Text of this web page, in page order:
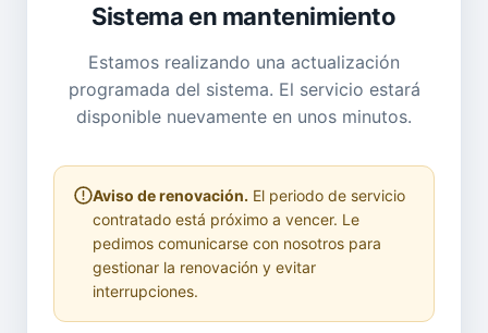
Sistema en mantenimiento
Estamos realizando una actualización
programada del sistema. El servicio estará
disponible nuevamente en unos minutos.
Aviso de renovación. El periodo de servicio
contratado está próximo a vencer. Le
pedimos comunicarse con nosotros para
gestionar la renovación y evitar
interrupciones.